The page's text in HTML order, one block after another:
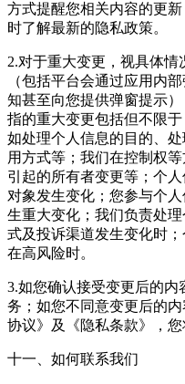
方式提醒您相关内容的更
时了解最新的隐私政策。
2.对于重大变更，视具体
（包括平台会通过应用内
知甚至向您提供弹窗提示
指的重大变更包括但不限
如处理个人信息的目的、
用方式等；我们在控制权
引起的所有者变更等；个
对象发生变化；您参与个
生重大变化；我们负责处
式及投诉渠道发生变化时
在高风险时。
3.如您确认接受变更后的内
务；如您不同意变更后的
协议》及《隐私条款》，您
十一、如何联系我们